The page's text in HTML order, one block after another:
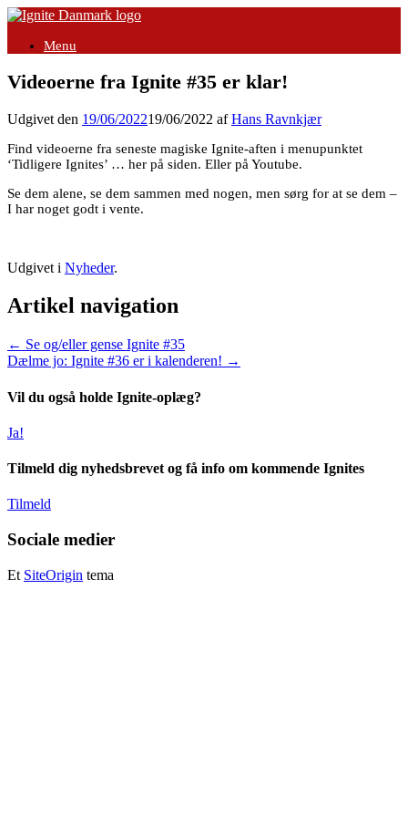
Gå
indholdMenu
Videoerne fra Ignite #35 er klar!
Udgivet den 19/06/202219/06/2022 afHans Ravnkjær
Find videoerne fra seneste magiske Ignite-aften i menupunktet
‘Tidligere Ignites’ … her på siden. Eller på Youtube.
Se dem alene, se dem sammen med nogen, men sørg for at se dem –
I har noget godt i vente.
Udgivet i Nyheder.
Artikel navigation
← Se og/eller gense Ignite #35
Dælme jo: Ignite #36 er i kalenderen! →
Vil du også holde Ignite-oplæg?
Ja!
Tilmeld dig nyhedsbrevet og få info om kommende Ignites
Tilmeld
Sociale medier
Et SiteOrigin tema